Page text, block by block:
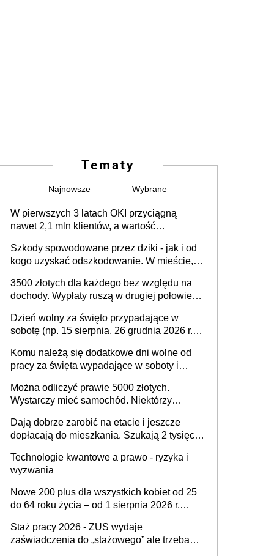
Tematy
Najnowsze Wybrane
W pierwszych 3 latach OKI przyciągną
nawet 2,1 mln klientów, a wartość
mld zł
Szkody spowodowane przez dziki - jak i od
kogo uzyskać odszkodowanie. W mieście,
3500 złotych dla każdego bez względu na
dochody. Wypłaty ruszą w drugiej połowie
Dzień wolny za święto przypadające w
sobotę (np. 15 sierpnia, 26 grudnia 2026 r.) –
pracodawcy (sektor prywatny i administracja
publiczna), najczęstsze pytania
Komu należą się dodatkowe dni wolne od
pracy za święta wypadające w soboty i
Można odliczyć prawie 5000 złotych.
Wystarczy mieć samochód. Niektórzy
skarbówką
Dają dobrze zarobić na etacie i jeszcze
dopłacają do mieszkania. Szukają 2 tysięcy
Technologie kwantowe a prawo - ryzyka i
wyzwania
Nowe 200 plus dla wszystkich kobiet od 25
do 64 roku życia – od 1 sierpnia 2026 r.
programu rządowego
Staż pracy 2026 - ZUS wydaje
zaświadczenia do „stażowego” ale trzeba